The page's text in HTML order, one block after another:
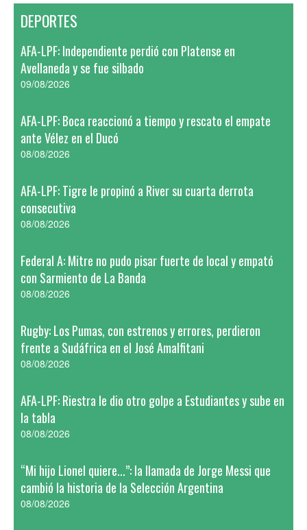
DEPORTES
AFA-LPF: Independiente perdió con Platense en
Avellaneda y se fue silbado
09/08/2026
AFA-LPF: Boca reaccionó a tiempo y rescato el empate
ante Vélez en el Ducó
08/08/2026
AFA-LPF: Tigre le propinó a River su cuarta derrota
consecutiva
08/08/2026
Federal A: Mitre no pudo pisar fuerte de local y empató
con Sarmiento de La Banda
08/08/2026
Rugby: Los Pumas, con estrenos y errores, perdieron
frente a Sudáfrica en el José Amalfitani
08/08/2026
AFA-LPF: Riestra le dio otro golpe a Estudiantes y sube en
la tabla
08/08/2026
“Mi hijo Lionel quiere...”: la llamada de Jorge Messi que
cambió la historia de la Selección Argentina
08/08/2026